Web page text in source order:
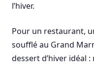
l’hiver.
Pour un restaurant,
soufflé au Grand
dessert d’hiver idéal